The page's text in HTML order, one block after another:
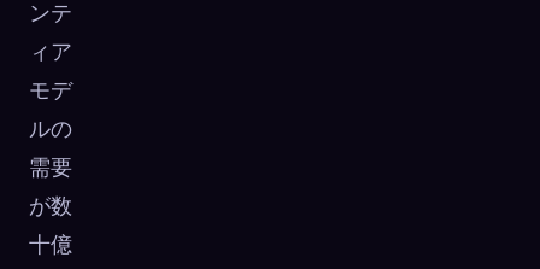
ンテ
ィア
モデ
ルの
需要
が数
十億